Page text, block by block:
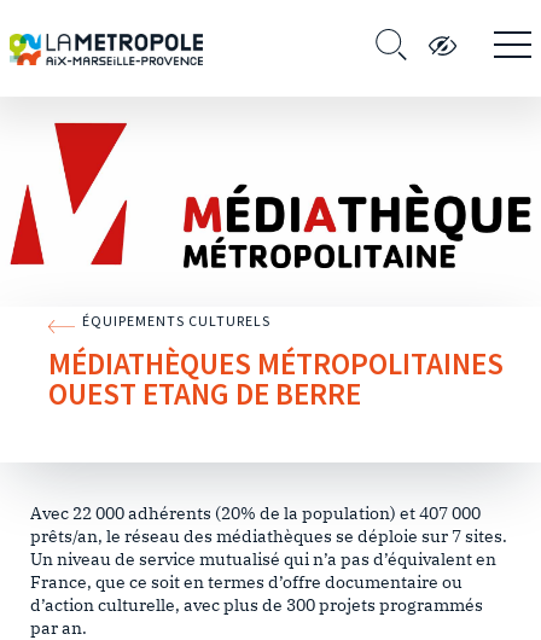
ÉQUIPEMENTS CULTURELS
MÉDIATHÈQUES MÉTROPOLITAINES
OUEST ETANG DE BERRE
Avec 22 000 adhérents (20% de la population) et 407 000
prêts/an, le réseau des médiathèques se déploie sur 7 sites.
Un niveau de service mutualisé qui n’a pas d’équivalent en
France, que ce soit en termes d’offre documentaire ou
d’action culturelle, avec plus de 300 projets programmés
par an.